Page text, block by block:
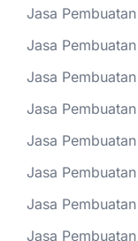
Jasa
Jasa
Jasa
Jasa
Jasa
Jasa
Jasa
Jasa